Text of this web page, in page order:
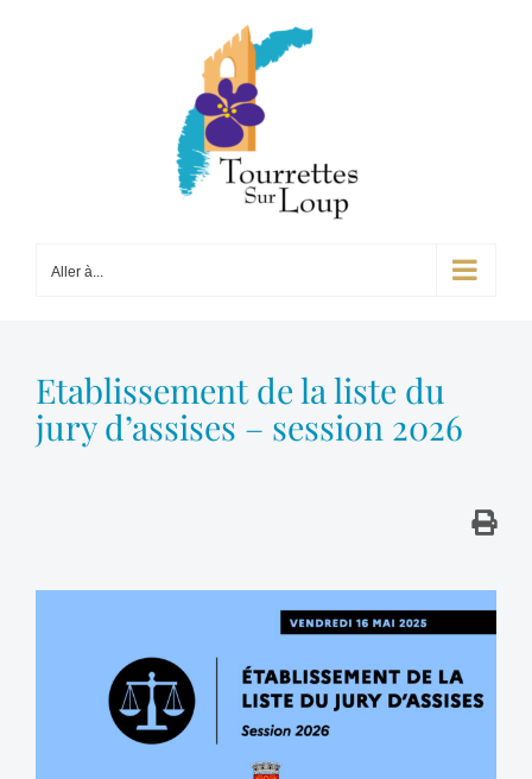
Aller à...
Etablissement de la liste du
jury d’assises – session 2026